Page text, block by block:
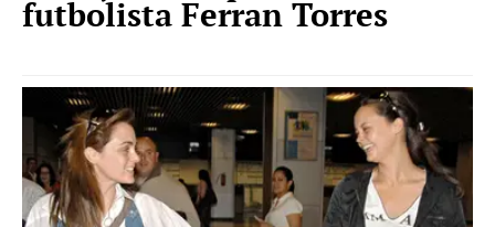
futbolista Ferran Torres